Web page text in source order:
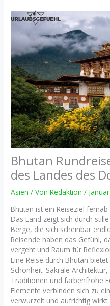
Bhutan
des Landes des
Asien / VonRedaktion/
Bhutan ist ein Reiseziel
Das Land zeigt sich durch
Berge, die sich scheinbar
Reisende haben das Gefühl,
vergeht und Raum für
Eine Reise durch Bhutan
Schönheit. Sakrale
Traditionen und farbenfrohe
Elemente verbinden sich zu
verwurzelt und aufrichtig wirkt.